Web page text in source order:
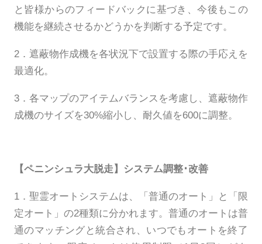
と皆様からのフィードバックに基づき、今後もこの
機能を継続させるかどうかを判断する予定です。
2．遮蔽物作成機を各状況下で設置する際の手応えを
最適化。
3．各マップのアイテムバランスを考慮し、遮蔽物作
成機のサイズを30%縮小し、耐久値を600に調整。
【ペニンシュラ大脱走】システム調整･改善
1．聖霊オートシステムは、「普通のオート」と「限
定オート」の2種類に分かれます。普通のオートは普
通のマッチングと統合され、いつでもオートを終了